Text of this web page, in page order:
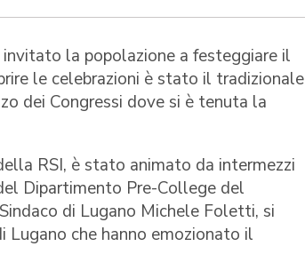
la popolazione a festeggiare il
le celebrazioni è stato il tradizionale
dei Congressi dove si è tenuta la
RSI, è stato animato da intermezzi
Dipartimento Pre-College del
di Lugano Michele Foletti, si
che hanno emozionato il